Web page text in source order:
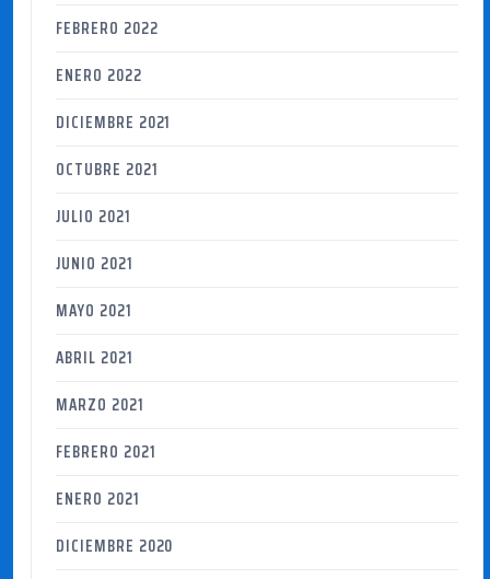
FEBRERO 2022
ENERO 2022
DICIEMBRE 2021
OCTUBRE 2021
JULIO 2021
JUNIO 2021
MAYO 2021
ABRIL 2021
MARZO 2021
FEBRERO 2021
ENERO 2021
DICIEMBRE 2020